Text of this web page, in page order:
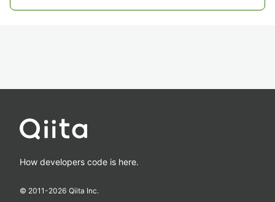
How developers code is here.
© 2011-2026 Qiita Inc.